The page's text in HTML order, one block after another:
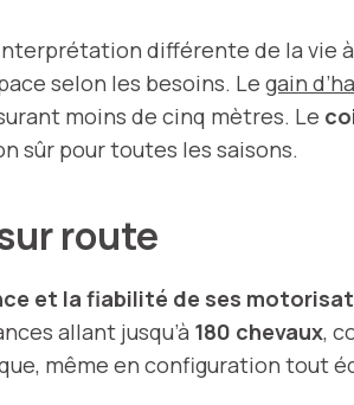
différente de la vie
selon les besoins. Le gain
moins de cinq mètres. Le
sûr pour toutes les saisons.
route
et la fiabilité de ses
allant jusqu’à 180 chevaux,
même en configuration tout